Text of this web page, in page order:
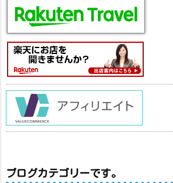
ブログカテゴリーです。